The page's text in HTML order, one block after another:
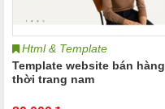
Html & Template
Template website bán hàng
thời trang nam